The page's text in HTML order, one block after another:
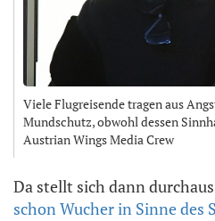
Viele Flugreisende tragen aus
Mundschutz, obwohl dessen
Austrian Wings Media Crew
Da stellt sich dann
schon Wucher in Sinne des